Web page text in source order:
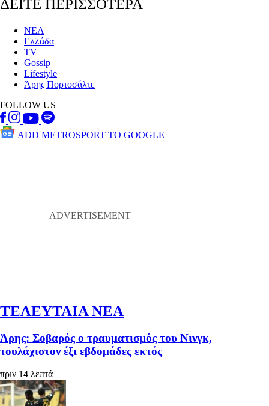
ΔΕΙΤΕ ΠΕΡΙΣΣΟΤΕΡΑ
ΝΕΑ
Ελλάδα
TV
Gossip
Lifestyle
Άρης Πορτοσάλτε
FOLLOW US
ADD METROSPORT TO GOOGLE
ΤΕΛΕΥΤΑΙΑ ΝΕΑ
Άρης: Σοβαρός ο τραυματισμός του Νινγκ,
τουλάχιστον έξι εβδομάδες εκτός
πριν 14 λεπτά